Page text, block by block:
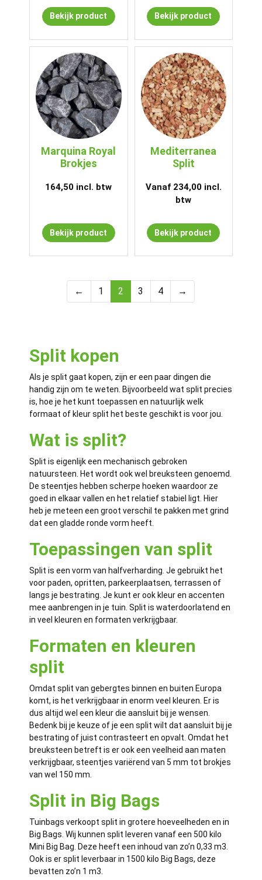
Bekijk product Bekijk product
Marquina Royal
Brokjes
164,50 incl. btw
Bekijk product
Mediterranea
Split
Vanaf 234,00incl.
btw
Bekijk product
← 1 2 3 4 →
Split kopen
Als je split gaat kopen, zijn er een paar dingen die
handig zijn om te weten. Bijvoorbeeld wat split precies
is, hoe je het kunt toepassen en natuurlijk welk
formaat of kleur split het beste geschikt is voor jou.
Wat is split?
Split is eigenlijk een mechanisch gebroken
natuursteen. Het wordt ook wel breuksteen genoemd.
De steentjes hebben scherpe hoeken waardoor ze
goed in elkaar vallen en het relatief stabiel ligt. Hier
heb je meteen een groot verschil te pakken met grind
dat een gladde ronde vorm heeft.
Toepassingen van split
Split is een vorm van halfverharding. Je gebruikt het
voor paden, opritten, parkeerplaatsen, terrassen of
langs je bestrating. Je kunt er ook kleur en accenten
mee aanbrengen in je tuin. Split is waterdoorlatend en
in veel kleuren en formaten verkrijgbaar.
Formaten en kleuren
split
Omdat split van gebergtes binnen en buiten Europa
komt, is het verkrijgbaar in enorm veel kleuren. Er is
dus altijd wel een kleur die aansluit bij je wensen.
Bedenk bij je keuze of je een split wilt dat aansluit bij je
bestrating of juist contrasteert en opvalt. Omdat het
breuksteen betreft is er ook een veelheid aan maten
verkrijgbaar, steentjes variërend van 5 mm tot brokjes
van wel 150 mm.
Split in Big Bags
Tuinbags verkoopt split in grotere hoeveelheden en in
Big Bags. Wij kunnen split leveren vanaf een 500 kilo
Mini Big Bag. Deze heeft een inhoud van zo’n 0,33 m3.
Ook is er split leverbaar in 1500 kilo Big Bags, deze
bevatten zo’n 1 m3.